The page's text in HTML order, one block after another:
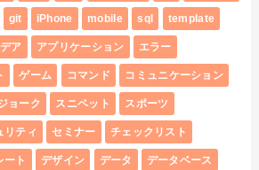
git iPhone mobile sql template
ア アプリケーション エラー
ゲーム コマンド コミュニケーション
ョーク スニペット スポーツ
リティ セミナー チェックリスト
ート デザイン データ データベース